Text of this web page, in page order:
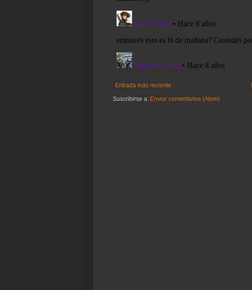
Entrada más reciente
Suscribirse a: Enviar comentarios (Atom)